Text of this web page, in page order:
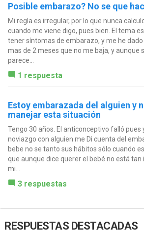
Posible embarazo? No se que
Mi regla es irregular, por lo que nunca
cuando me viene digo, pues bien. El tema
tener síntomas de embarazo, y me he
mas de 2 meses que no me baja, y aunque
parece...
1 respuesta
Estoy embarazada del alguien y
manejar esta situación
Tengo 30 años. El anticonceptivo falló pues
noviazgo con alguien me Di cuenta del
bebe no se tanto sus hábitos sólo cuando
que aunque dice querer el bebé no está
mi...
3 respuestas
RESPUESTAS DESTACADAS